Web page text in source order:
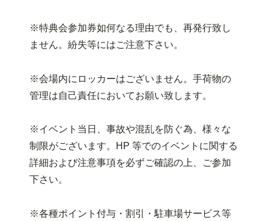
※特典会参加券如何なる理由でも、再発行致し
ません。紛失等にはご注意下さい。
※会場内にロッカーはございません。手荷物の
管理は自己責任においてお願い致します。
※イベント当日、事故や混乱を防ぐ為、様々な
制限がございます。HP 等でのイベントに関する
詳細および注意事項を必ずご確認の上、ご参加
下さい。
※各種ポイント付与・割引・駐車場サービス等